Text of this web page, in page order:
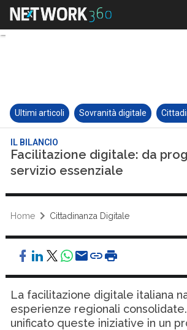
Ultimi articoli Sovranità digitale
IL BILANCIO
Facilitazione digitale: da
servizio essenziale
Home Cittadinanza Digitale
La facilitazione digitale italiana
esperienze regionali consolidate.
unificato queste iniziative in un